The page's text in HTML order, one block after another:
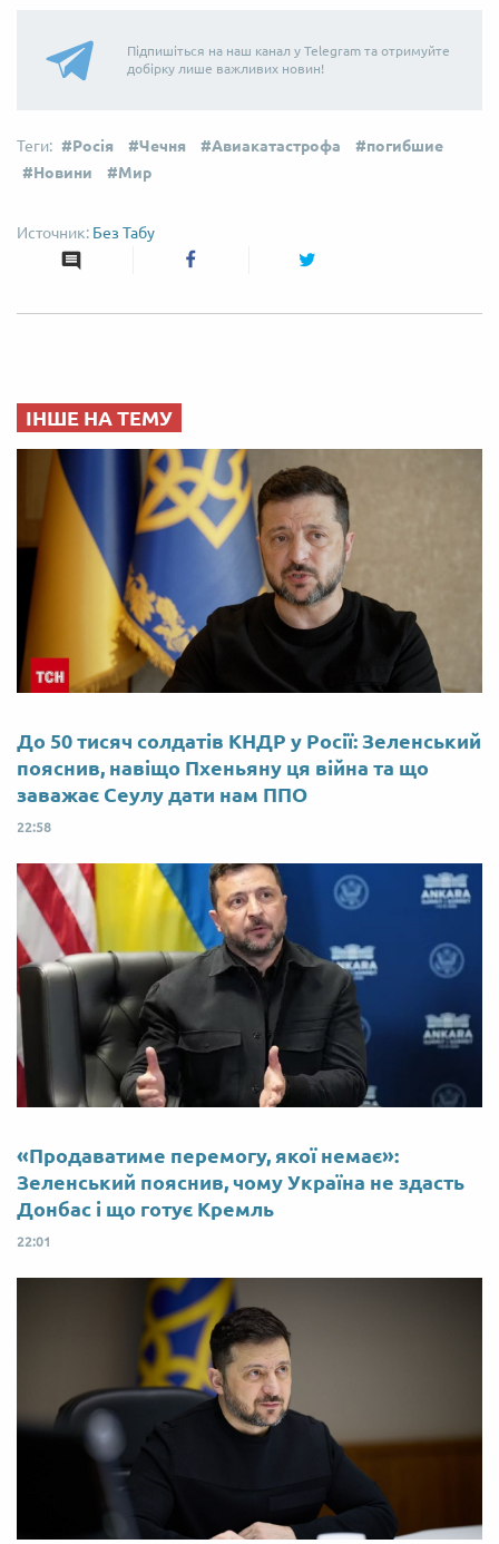
Підпишіться на наш канал у Telegram та отримуйте
добірку лише важливих новин!
Росія Чечня Авиакатастрофа
погибшие
Новини
Мир
Без Табу
ІНШЕ НА ТЕМУ
До 50 тисяч солдатів КНДР у Росії: Зеленський
пояснив, навіщо Пхеньяну ця війна та що
заважає Сеулу дати нам ППО
22:58
«Продаватиме перемогу, якої немає»:
Зеленський пояснив, чому Україна не здасть
Донбас і що готує Кремль
22:01